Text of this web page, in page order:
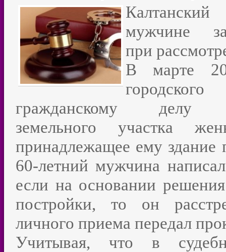
мужчине
при
В марте
гражданскому
земельного участка
принадлежащее ему здание
60-летний мужчина
если на основании
постройки, то он
личного приема передал
Учитывая, что в